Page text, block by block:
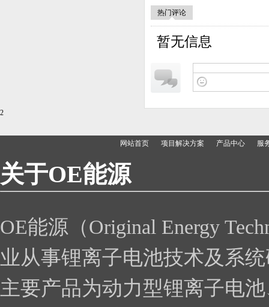
热门评论
暂无信息
2
网站首页 项目解决方案 产品中心 服
关于OE能源
OE能源（Original Energy
业从事锂离子电池技术及系
主要产品为动力型锂离子电